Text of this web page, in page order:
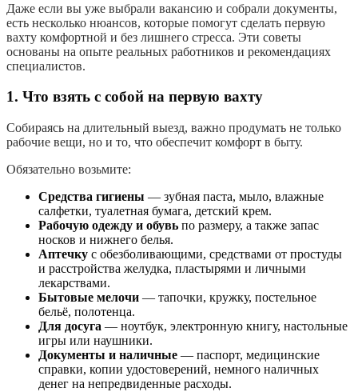
Даже если вы уже выбрали вакансию и собрали документы,
есть несколько нюансов, которые помогут сделать первую
вахту комфортной и без лишнего стресса. Эти советы
основаны на опыте реальных работников и рекомендациях
специалистов.
1. Что взять с собой на первую вахту
Собираясь на длительный выезд, важно продумать не только
рабочие вещи, но и то, что обеспечит комфорт в быту.
Обязательно возьмите:
Средства гигиены — зубная паста, мыло, влажные
салфетки, туалетная бумага, детский крем.
Рабочую одежду и обувь по размеру, а также запас
носков и нижнего белья.
Аптечку с обезболивающими, средствами от простуды
и расстройства желудка, пластырями и личными
лекарствами.
Бытовые мелочи — тапочки, кружку, постельное
бельё, полотенца.
Для досуга — ноутбук, электронную книгу, настольные
игры или наушники.
Документы и наличные — паспорт, медицинские
справки, копии удостоверений, немного наличных
денег на непредвиденные расходы.